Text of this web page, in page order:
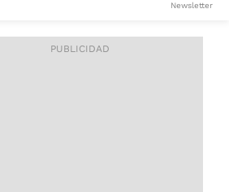
ACCESO FULL - $1.800/MES
Newsletter